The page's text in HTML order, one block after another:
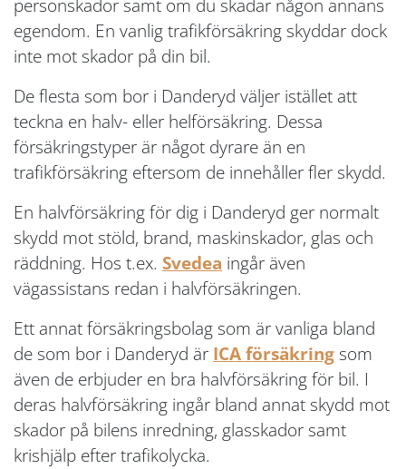
personskador samt om du skadar någon annans
egendom. En vanlig trafikförsäkring skyddar dock
inte mot skador på din bil.
De flesta som bor i Danderyd väljer istället att
teckna en halv- eller helförsäkring. Dessa
försäkringstyper är något dyrare än en
trafikförsäkring eftersom de innehåller fler skydd.
En halvförsäkring för dig i Danderyd ger normalt
skydd mot stöld, brand, maskinskador, glas och
räddning. Hos t.ex. Svedea ingår även
vägassistans redan i halvförsäkringen.
Ett annat försäkringsbolag som är vanliga bland
de som bor i Danderyd är ICA försäkring som
även de erbjuder en bra halvförsäkring för bil. I
deras halvförsäkring ingår bland annat skydd mot
skador på bilens inredning, glasskador samt
krishjälp efter trafikolycka.